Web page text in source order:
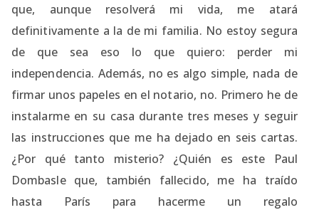
que, aunque resolverá mi vida, me atará
definitivamente a la de mi familia. No estoy segura
de que sea eso lo que quiero: perder mi
independencia. Además, no es algo simple, nada de
firmar unos papeles en el notario, no. Primero he de
instalarme en su casa durante tres meses y seguir
las instrucciones que me ha dejado en seis cartas.
¿Por qué tanto misterio? ¿Quién es este Paul
Dombasle que, también fallecido, me ha traído
hasta París para hacerme un regalo